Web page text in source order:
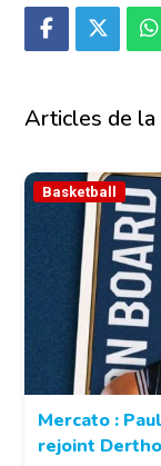
Articles de la
Basketball
Mercato :
rejoint